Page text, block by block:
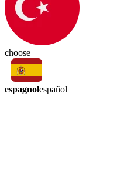
choose
espagnolespañol